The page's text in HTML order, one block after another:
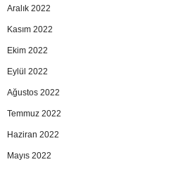
Aralık 2022
Kasım 2022
Ekim 2022
Eylül 2022
Ağustos 2022
Temmuz 2022
Haziran 2022
Mayıs 2022